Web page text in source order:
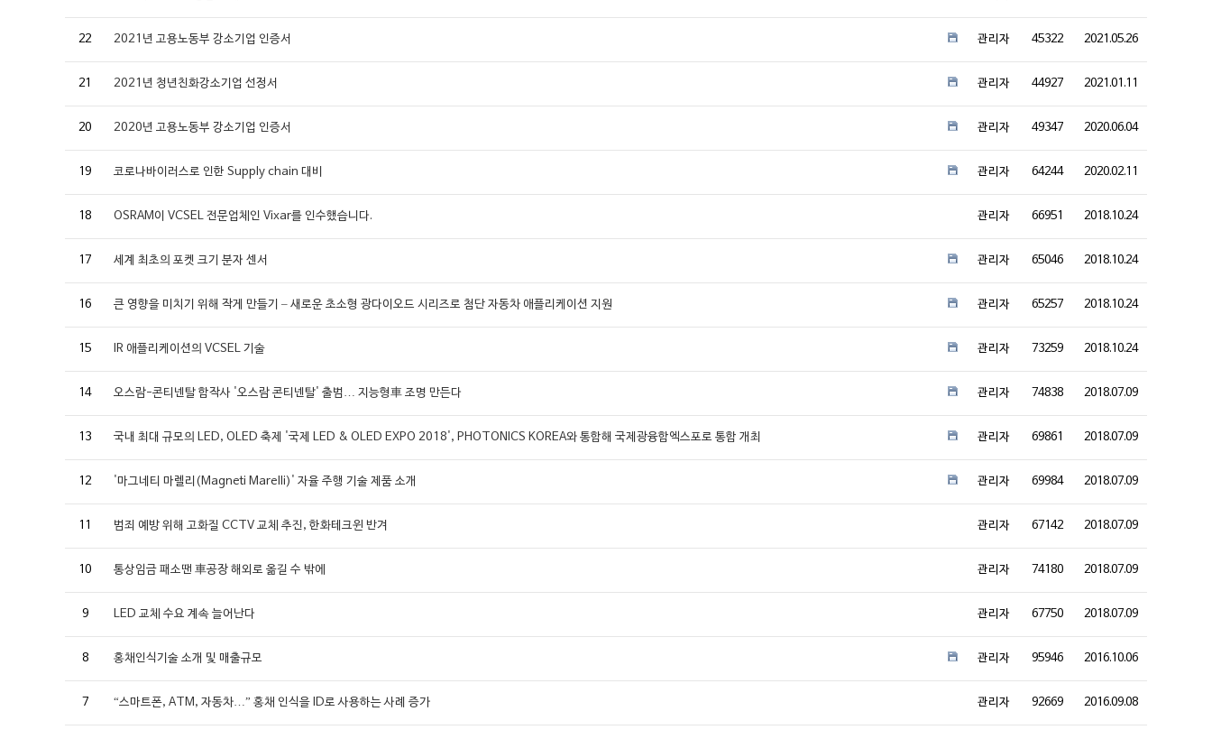
22 2021년 고용노동부 강소기업 인증서 관리자 45322 2021.05.26
21 2021년 청년친화강소기업 선정서 관리자 44927 2021.01.11
20 2020년 고용노동부 강소기업 인증서 관리자 49347 2020.06.04
19 코로나바이러스로 인한 Supply chain 대비 관리자 64244 2020.02.11
18 OSRAM이 VCSEL 전문업체인 Vixar를 인수했습니다. 관리자 66951 2018.10.24
17 세계 최초의 포켓 크기 분자 센서 관리자 65046 2018.10.24
16 큰 영향을 미치기 위해 작게 만들기 – 새로운 초소형 광다이오드 시리즈로 첨단 자동차 애플리케이션 지원 관리자 65257 2018.10.24
15 IR 애플리케이션의 VCSEL 기술 관리자 73259 2018.10.24
14 오스람-콘티넨탈 합작사 '오스람 콘티넨탈' 출범… 지능형車 조명 만든다 관리자 74838 2018.07.09
13 국내 최대 규모의 LED, OLED 축제 '국제 LED & OLED EXPO 2018', PHOTONICS KOREA와 통합해 국제광융합엑스포로 통합 개최 관리자 69861 2018.07.09
12 '마그네티 마렐리(Magneti Marelli)' 자율 주행 기술 제품 소개 관리자 69984 2018.07.09
11 범죄 예방 위해 고화질 CCTV 교체 추진, 한화테크윈 반겨 관리자 67142 2018.07.09
10 통상임금 패소땐 車공장 해외로 옮길 수 밖에 관리자 74180 2018.07.09
9 LED 교체 수요 계속 늘어난다 관리자 67750 2018.07.09
8 홍채인식기술 소개 및 매출규모 관리자 95946 2016.10.06
7 “스마트폰, ATM, 자동차…” 홍채 인식을 ID로 사용하는 사례 증가 관리자 92669 2016.09.08